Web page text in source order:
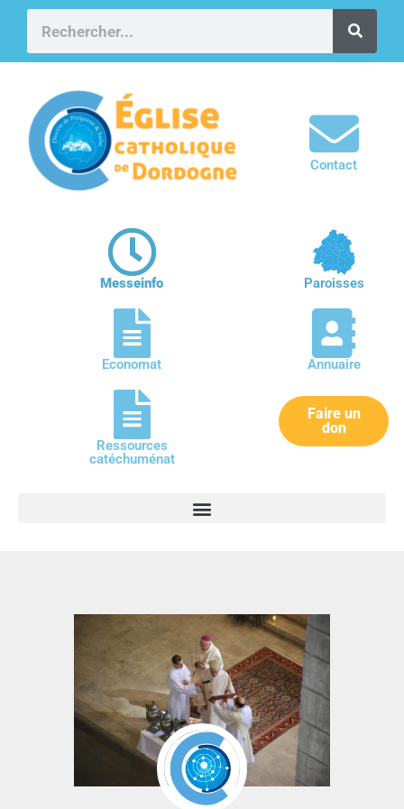
Contact
Messeinfo Paroisses
Economat Annuaire
Ressources
catéchuménat
Faire un
don